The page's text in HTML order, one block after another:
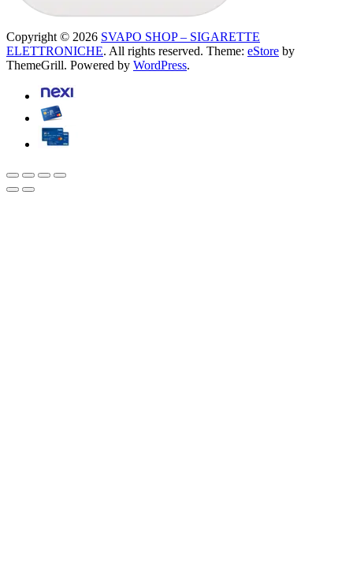
Copyright © 2026 SVAPO SHOP – SIGARETTE
ELETTRONICHE. All rights reserved. Theme: eStore by
ThemeGrill. Powered by WordPress.